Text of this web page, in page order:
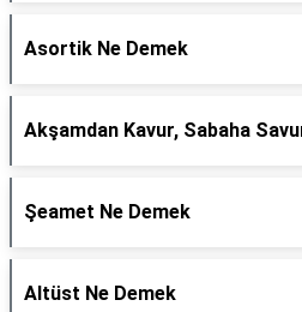
Asortik Ne Demek
Akşamdan Kavur, Sabaha
Şeamet Ne Demek
Altüst Ne Demek